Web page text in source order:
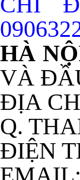
HÀ
VÀ
ĐỊA
Q.
ĐIỆN